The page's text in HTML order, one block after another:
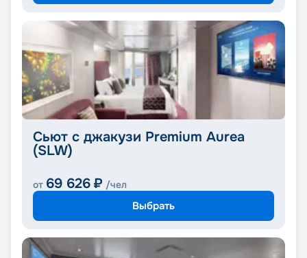
Сьют с джакузи Premium Aurea
(SLW)
от 69 626 ₽ /чел
Выбрать